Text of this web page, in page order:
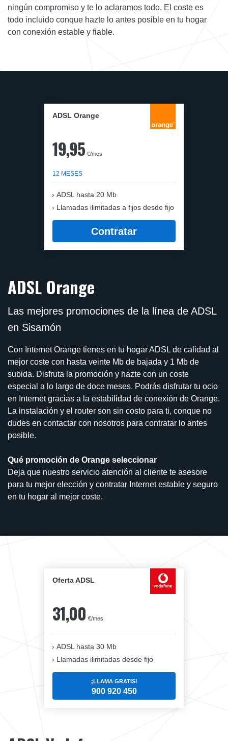
ningún compromiso y te lo aclaramos todo. El coste es
todo incluido conque hazte lo antes posible en tu hogar
con conexión estable y fiable.
ADSL Orange
19,95 €/mes
12 MESES
ADSL hasta 20 Mb
Llamadas ilimitadas a fijos desde fijo
Contratar
ADSL Orange
Las mejores promociones de la línea de ADSL
en Sisamón
Con Internet Orange tienes en tu hogar ADSL de calidad al
mejor coste con hasta veinte Mb de bajada y 1 Mb de
subida. Disfruta la promoción y hazte con un coste
especial a lo largo de doce meses. Podrás disfrutar tu ocio
en Internet gracias a la estabilidad de conexión de Orange.
La instalación y el router son sin costo para ti, conque no
dudes en contactar con nosotros para contratar lo antes
posible.
Qué promoción de Orange seleccionar
Deja que nuestro servicio atención al cliente te asesore
para tu mejor elección y contratar Internet estable y seguro
en tu hogar al mejor coste.
Oferta ADSL
31,00 €/mes
ADSL hasta 30 Mb
Llamadas ilimitadas desde fijo
¡LLAMA GRATIS!
900 920 450